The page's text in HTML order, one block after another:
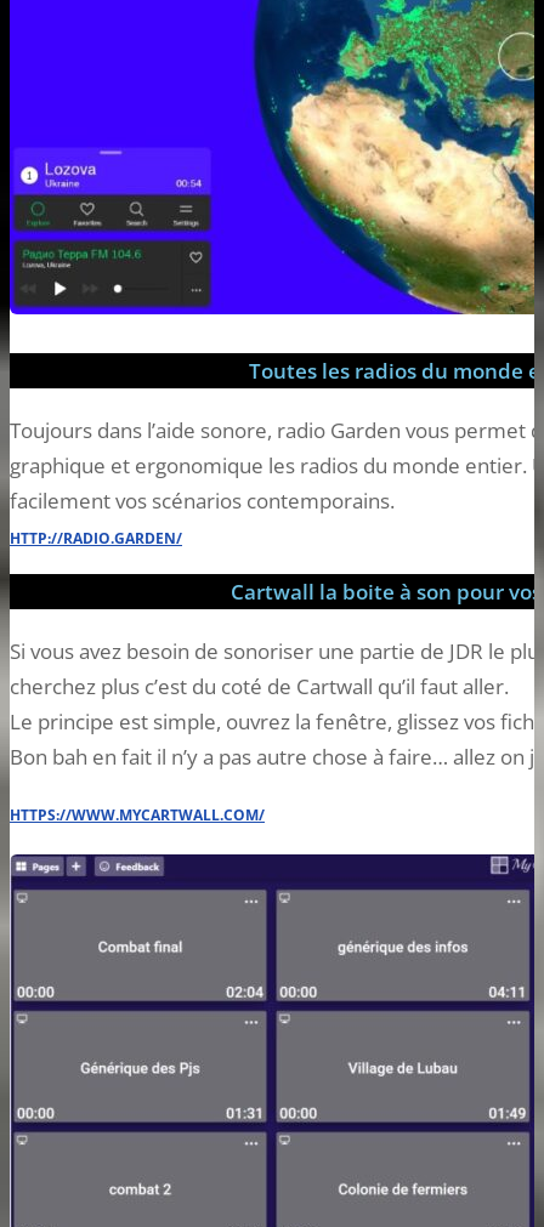
Toutes les radios du monde
Toujours dans l’aide sonore, radio Garden vous permet
graphique et ergonomique les radios du monde entier.
facilement vos scénarios contemporains.
HTTP://RADIO.GARDEN/
Cartwall la boite à son pour
Si vous avez besoin de sonoriser une partie de JDR le
cherchez plus c’est du coté de Cartwall qu’il faut aller.
Le principe est simple, ouvrez la fenêtre, glissez vos
Bon bah en fait il n’y a pas autre chose à faire… allez on
HTTPS://WWW.MYCARTWALL.COM/